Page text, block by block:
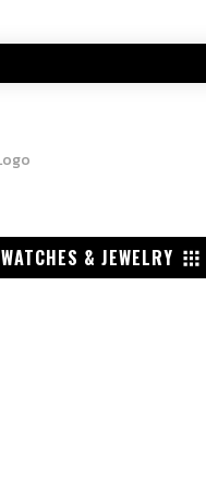
WATCHES & JEWELRY